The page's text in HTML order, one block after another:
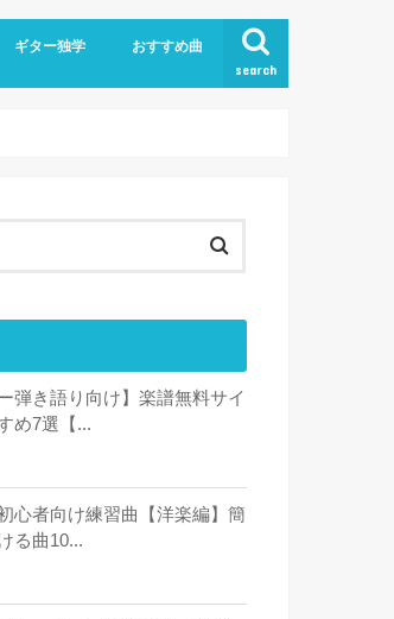
search
ギター独学 おすすめ曲
弾き語り向け】楽譜無料サイ
め7選【...
心者向け練習曲【洋楽編】簡
る曲10...